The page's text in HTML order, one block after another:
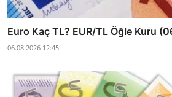
Euro Kaç TL? EUR/TL Öğle Kuru
06.08.2026 12:45